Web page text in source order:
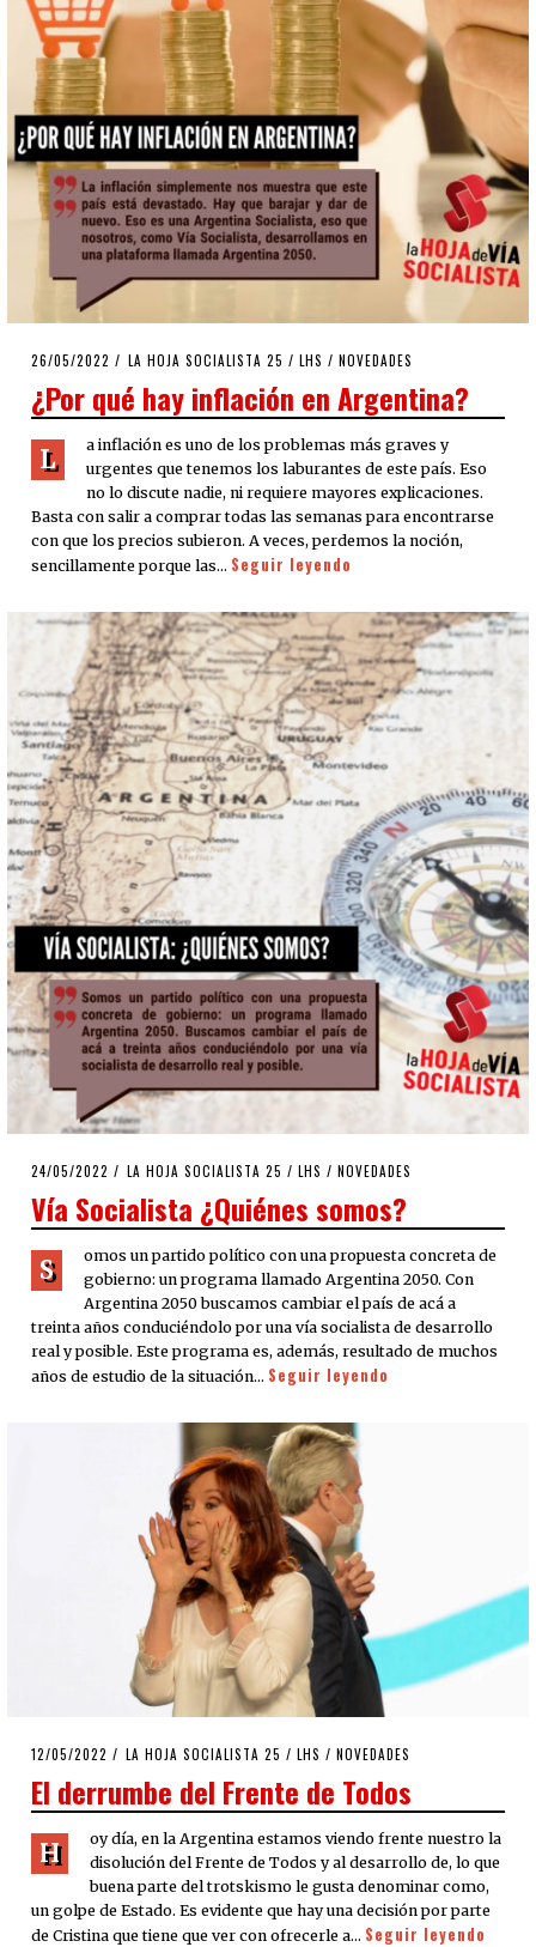
POSTED
26/05/2022 26/05/2022
LA HOJA SOCIALISTA 25 / LHS / NOVEDADES
¿Por qué hay inflación en Argentina?
L
a inflación es uno de los problemas más graves y
urgentes que tenemos los laburantes de este país. Eso
no lo discute nadie, ni requiere mayores explicaciones.
Basta con salir a comprar todas las semanas para encontrarse
con que los precios subieron. A veces, perdemos la noción,
sencillamente porque las… Seguir leyendo
POSTED
24/05/2022 10/06/2022
LA HOJA SOCIALISTA 25 / LHS / NOVEDADES
Vía Socialista ¿Quiénes somos?
S
omos un partido político con una propuesta concreta de
gobierno: un programa llamado Argentina 2050. Con
Argentina 2050 buscamos cambiar el país de acá a
treinta años conduciéndolo por una vía socialista de desarrollo
real y posible. Este programa es, además, resultado de muchos
años de estudio de la situación… Seguir leyendo
POSTED
12/05/2022 16/05/2022
LA HOJA SOCIALISTA 25 / LHS / NOVEDADES
El derrumbe del Frente de Todos
H
oy día, en la Argentina estamos viendo frente nuestro la
disolución del Frente de Todos y al desarrollo de, lo que
buena parte del trotskismo le gusta denominar como,
un golpe de Estado. Es evidente que hay una decisión por parte
de Cristina que tiene que ver con ofrecerle a… Seguir leyendo